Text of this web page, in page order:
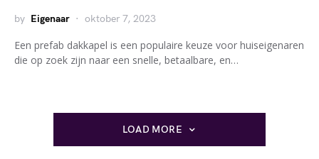
by Eigenaar oktober 7, 2023
Een prefab dakkapel is een populaire keuze voor huiseigenaren
die op zoek zijn naar een snelle, betaalbare, en…
LOAD MORE